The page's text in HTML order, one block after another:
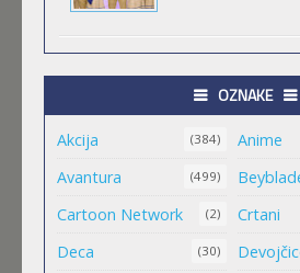
TRIGUN STAMPEDE
Feb 11 2023 |Gledaj »
ORIENT
Feb 11 2023 |Gledaj »
MALI MEDA ČARLI
OZNAKE
Akcija (384) Anime
Avantura (499)
Cartoon Network (2) Crtani
Deca (30)